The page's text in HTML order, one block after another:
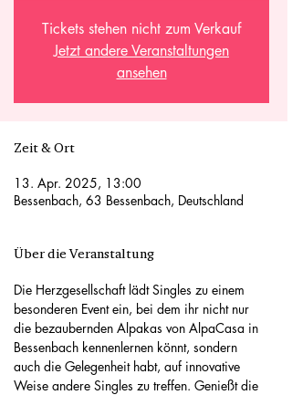
Tickets stehen nicht zum Verkauf
Jetzt andere Veranstaltungen
ansehen
Zeit & Ort
13. Apr. 2025, 13:00
Bessenbach, 63 Bessenbach, Deutschland
Über die Veranstaltung
Die Herzgesellschaft lädt Singles zu einem
besonderen Event ein, bei dem ihr nicht nur
die bezaubernden Alpakas von AlpaCasa in
Bessenbach kennenlernen könnt, sondern
auch die Gelegenheit habt, auf innovative
Weise andere Singles zu treffen. Genießt die